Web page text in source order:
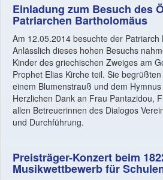
Einladung zum Besuch des
Patriarchen Bartholomäus
Am 12.05.2014 besuchte der
Anlässlich dieses hohen Besuchs
Kinder des griechischen Zweiges am
Prophet Elias Kirche teil. Sie
einem Blumenstrauß und dem Hymnus
Herzlichen Dank an Frau Pantazidou,
allen Betreuerinnen des Dialogos
und Durchführung.
Preisträger-Konzert beim
Musikwettbewerb für